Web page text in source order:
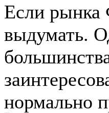
Если рынка
выдумать.
нормально